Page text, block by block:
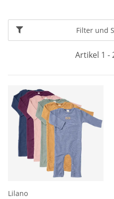
Filter und
Artikel 1 -
Lilano